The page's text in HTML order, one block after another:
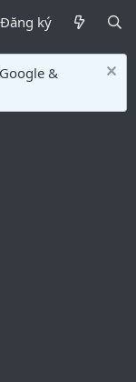
Đăng ký
&